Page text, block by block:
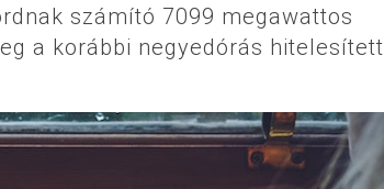
számító 7099 megawattos
a korábbi negyedórás hitelesített